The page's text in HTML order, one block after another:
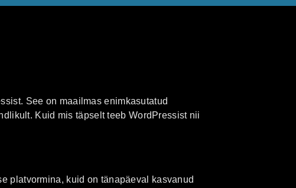
See on maailmas enimkasutatud
Kuid mis täpselt teeb WordPressist nii
platvormina, kuid on tänapäeval kasvanud